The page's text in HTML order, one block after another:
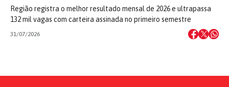
Região registra o melhor resultado mensal de 2026 e ultrapassa
132 mil vagas com carteira assinada no primeiro semestre
31/07/2026